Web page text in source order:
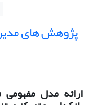
پژوهش های
ارائه مدل مفهومی